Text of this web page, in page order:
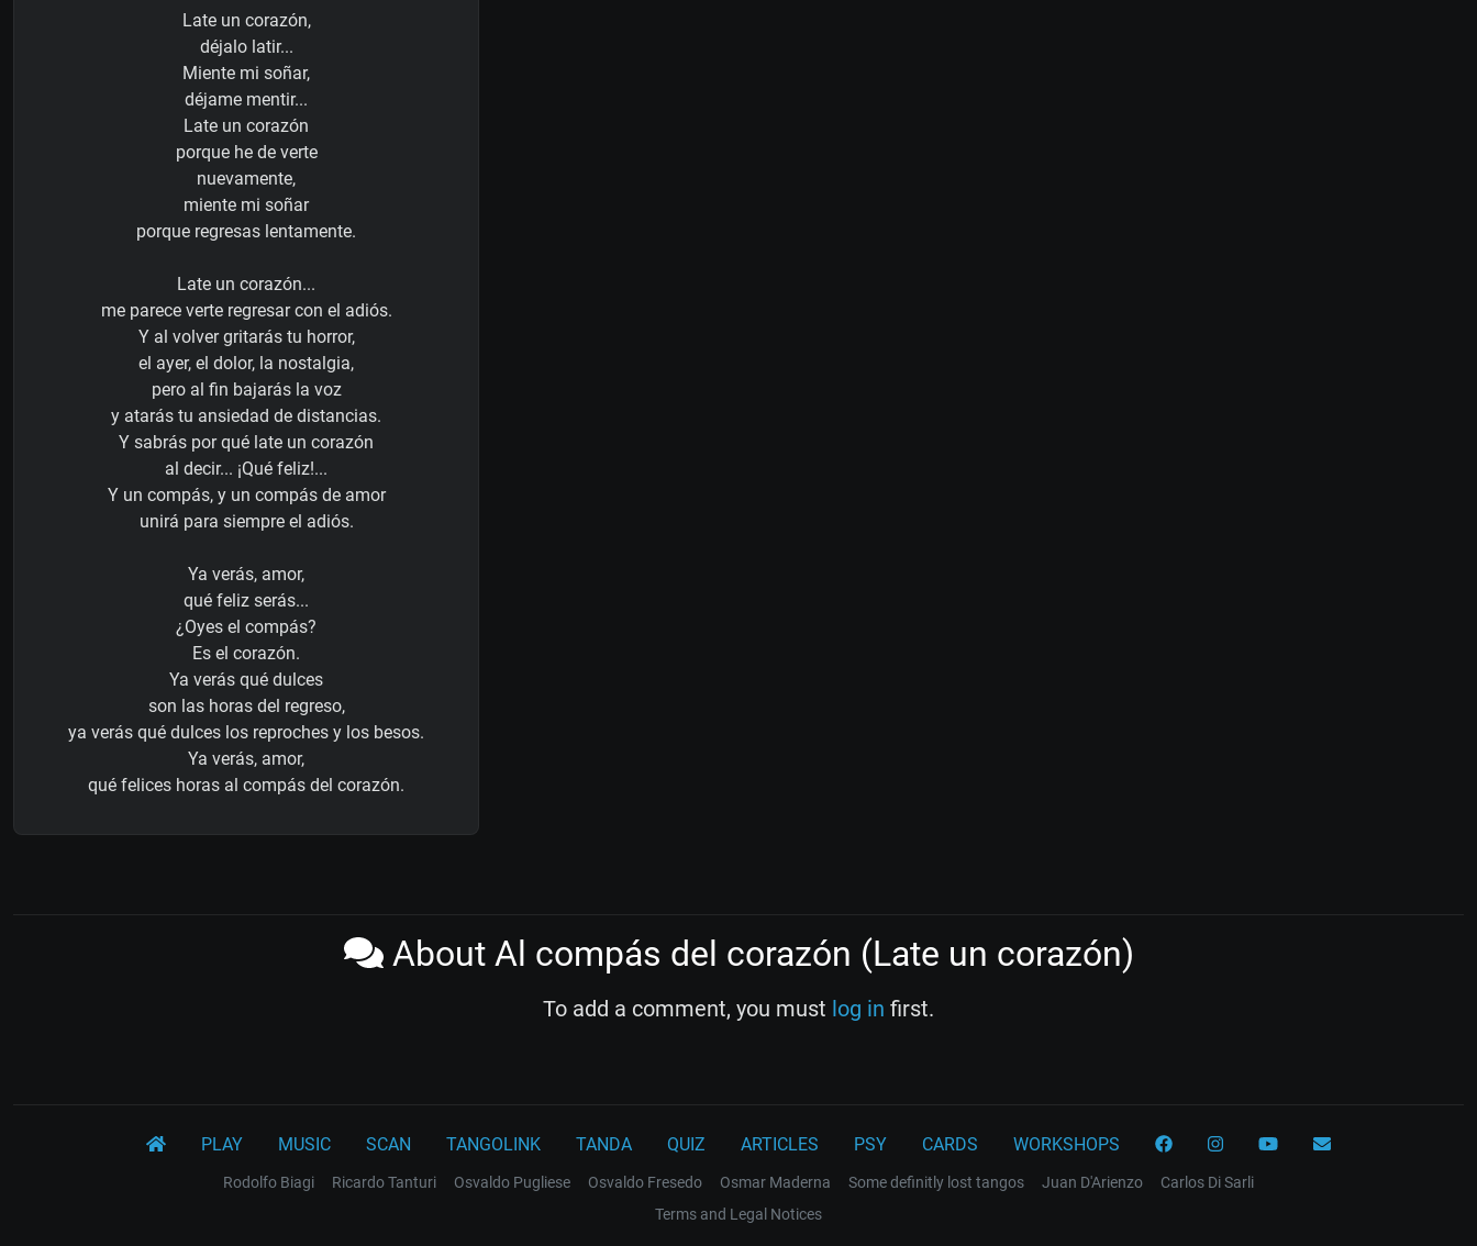
Late un corazón,
déjalo latir...
Miente mi soñar,
déjame mentir...
Late un corazón
porque he de verte
nuevamente,
miente mi soñar
porque regresas lentamente.
Late un corazón...
me parece verte regresar con el adiós.
Y al volver gritarás tu horror,
el ayer, el dolor, la nostalgia,
pero al fin bajarás la voz
y atarás tu ansiedad de distancias.
Y sabrás por qué late un corazón
al decir... ¡Qué feliz!...
Y un compás, y un compás de amor
unirá para siempre el adiós.
Ya verás, amor,
qué feliz serás...
¿Oyes el compás?
Es el corazón.
Ya verás qué dulces
son las horas del regreso,
ya verás qué dulces los reproches y los besos.
Ya verás, amor,
qué felices horas al compás del corazón.
About Al compás del corazón (Late un corazón)
To add a comment, you must log in first.
PLAY MUSIC SCAN TANGOLINK TANDA QUIZ ARTICLES PSY CARDS WORKSHOPS
Rodolfo Biagi Ricardo Tanturi Osvaldo Pugliese Osvaldo Fresedo Osmar Maderna Some definitly lost tangos Juan D'Arienzo
Carlos Di Sarli
Terms and Legal Notices